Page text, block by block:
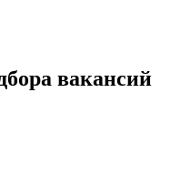
вакансий